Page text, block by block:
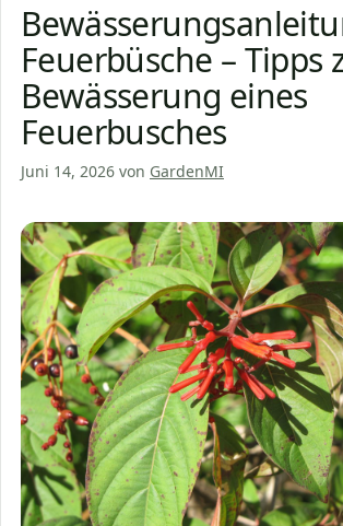
Feuerbüsche – Tipps
Bewässerung eines
Feuerbusches
Juni 14, 2026 von GardenMI